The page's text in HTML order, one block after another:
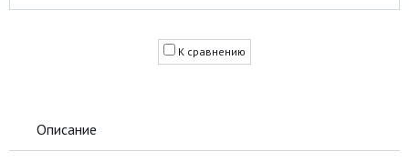
К сравнению
Описание